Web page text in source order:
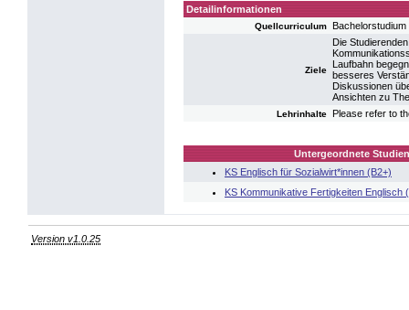
Detailinformationen
Quellcurriculum
Ziele
Die
Laufbahn
besseres
Diskussionen
Ansichten zu
Lehrinhalte Please refer to
Untergeordnete
KS Englisch für Sozialwirt*innen (B2+)
KS Kommunikative Fertigkeiten Englisch
Version v1.0.25